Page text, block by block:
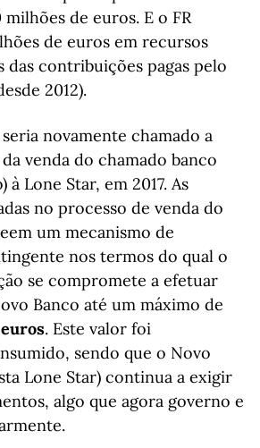
de euros. E o FR
de euros em recursos
contribuições pagas pelo
2012).
novamente chamado a
venda do chamado banco
à Lone Star, em 2017. As
no processo de venda do
um mecanismo de
nos termos do qual o
se compromete a efetuar
Banco até um máximo de
. Este valor foi
sendo que o Novo
Lone Star) continua a exigir
algo que agora governo e